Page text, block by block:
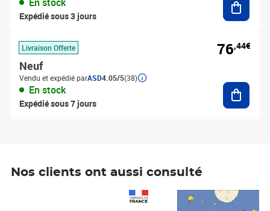
Expédié sous 3 jours
Livraison Offerte
Neuf
Vendu et expédié parASD4.05/5(38)
En stock
Expédié sous 7 jours
76,44€
Nos clients ont aussi consulté
Prix 7,50€